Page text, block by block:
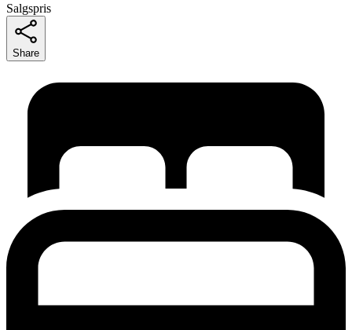
Salgspris
Share